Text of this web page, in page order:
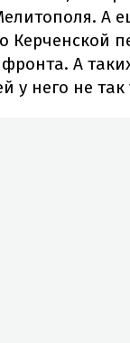
А
Керченской
фронта. А
у него не так